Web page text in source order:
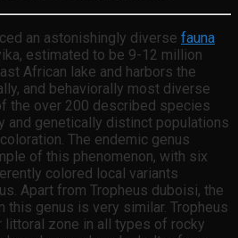
an astonishingly diverse fauna
estimated to be 9-12 million
African lake and harbors the
and behaviorally most diverse
the over 200 described species
and genetically distinct populations
The endemic genus
of this phenomenon, with six
colored local variants
Apart from Tropheus duboisi, the
this genus is very similar. Tropheus
littoral zone in all types of rocky